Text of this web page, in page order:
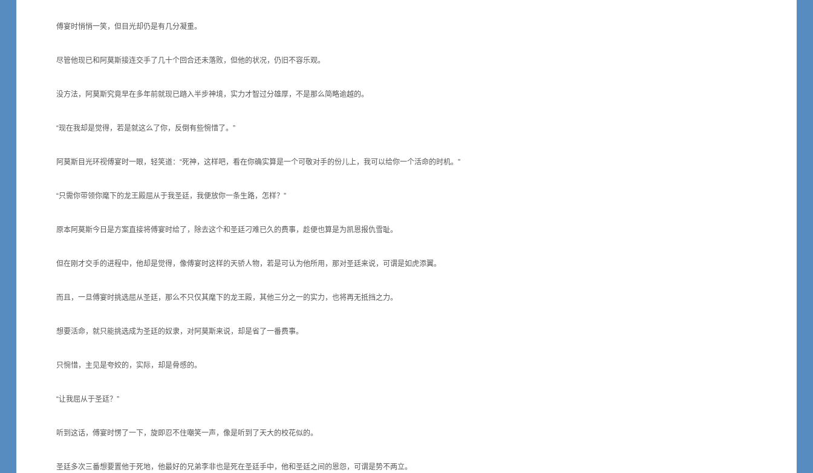
傅宴时悄悄一笑，但目光却仍是有几分凝重。
尽管他现已和阿莫斯接连交手了几十个回合还未落败，但他的状况，仍旧不容乐观。
没方法，阿莫斯究竟早在多年前就现已踏入半步神境，实力才智过分雄厚，不是那么简略逾越的。
“现在我却是觉得，若是就这么了你，反倒有些惋惜了。”
阿莫斯目光环视傅宴时一眼，轻笑道：“死神，这样吧，看在你确实算是一个可敬对手的份儿上，我可以给你一个活命的时机。”
“只需你带领你麾下的龙王殿屈从于我圣廷，我便放你一条生路，怎样？”
原本阿莫斯今日是方案直接将傅宴时给了，除去这个和圣廷刁难已久的费事，趁便也算是为凯恩报仇雪耻。
但在刚才交手的进程中，他却是觉得，像傅宴时这样的天骄人物，若是可认为他所用，那对圣廷来说，可谓是如虎添翼。
而且，一旦傅宴时挑选屈从圣廷，那么不只仅其麾下的龙王殿，其他三分之一的实力，也将再无抵挡之力。
想要活命，就只能挑选成为圣廷的奴隶，对阿莫斯来说，却是省了一番费事。
只惋惜，主见是夸姣的，实际，却是骨感的。
“让我屈从于圣廷？”
听到这话，傅宴时愣了一下，旋即忍不住嘲笑一声，像是听到了天大的校花似的。
圣廷多次三番想要置他于死地，他最好的兄弟李非也是死在圣廷手中，他和圣廷之间的恩怨，可谓是势不两立。